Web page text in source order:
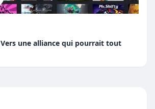
une alliance qui pourrait tout